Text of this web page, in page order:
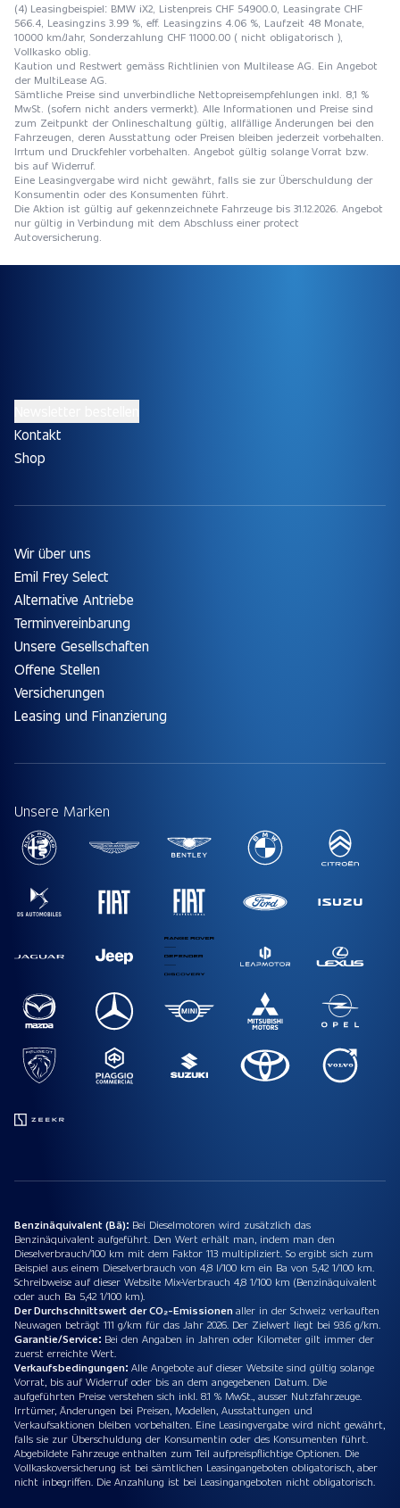
(4) Leasingbeispiel: BMW iX2, Listenpreis CHF 54900.0, Leasingrate CHF
566.4, Leasingzins 3.99 %, eff. Leasingzins 4.06 %, Laufzeit 48 Monate,
10000 km/Jahr, Sonderzahlung CHF 11000.00 ( nicht obligatorisch ),
Vollkasko oblig.
Kaution und Restwert gemäss Richtlinien von Multilease AG. Ein Angebot
der MultiLease AG.
Sämtliche Preise sind unverbindliche Nettopreisempfehlungen inkl. 8,1 %
MwSt. (sofern nicht anders vermerkt). Alle Informationen und Preise sind
zum Zeitpunkt der Onlineschaltung gültig, allfällige Änderungen bei den
Fahrzeugen, deren Ausstattung oder Preisen bleiben jederzeit vorbehalten.
Irrtum und Druckfehler vorbehalten. Angebot gültig solange Vorrat bzw.
bis auf Widerruf.
Eine Leasingvergabe wird nicht gewährt, falls sie zur Überschuldung der
Konsumentin oder des Konsumenten führt.
Die Aktion ist gültig auf gekennzeichnete Fahrzeuge bis 31.12.2026. Angebot
nur gültig in Verbindung mit dem Abschluss einer protect
Autoversicherung.
Kontakt
Shop
Wir über uns
Emil Frey Select
Alternative Antriebe
Terminvereinbarung
Unsere Gesellschaften
Offene Stellen
Versicherungen
Leasing und Finanzierung
Unsere Marken
Benzinäquivalent (Bä): Bei Dieselmotoren wird zusätzlich das
Benzinäquivalent aufgeführt. Den Wert erhält man, indem man den
Dieselverbrauch/100 km mit dem Faktor 113 multipliziert. So ergibt sich zum
Beispiel aus einem Dieselverbrauch von 4,8 l/100 km ein Ba von 5,42 1/100 km.
Schreibweise auf dieser Website Mix-Verbrauch 4,8 1/100 km (Benzinäquivalent
oder auch Ba 5,42 1/100 km).
Der Durchschnittswert der CO₂-Emissionenaller in der Schweiz verkauften
Neuwagen beträgt 111 g/km für das Jahr 2026. Der Zielwert liegt bei 93.6 g/km.
Garantie/Service: Bei den Angaben in Jahren oder Kilometer gilt immer der
zuerst erreichte Wert.
Verkaufsbedingungen: Alle Angebote auf dieser Website sind gültig solange
Vorrat, bis auf Widerruf oder bis an dem angegebenen Datum. Die
aufgeführten Preise verstehen sich inkl. 8.1 % MwSt., ausser Nutzfahrzeuge.
Irrtümer, Änderungen bei Preisen, Modellen, Ausstattungen und
Verkaufsaktionen bleiben vorbehalten. Eine Leasingvergabe wird nicht gewährt,
falls sie zur Überschuldung der Konsumentin oder des Konsumenten führt.
Abgebildete Fahrzeuge enthalten zum Teil aufpreispflichtige Optionen. Die
Vollkaskoversicherung ist bei sämtlichen Leasingangeboten obligatorisch, aber
nicht inbegriffen. Die Anzahlung ist bei Leasingangeboten nicht obligatorisch.